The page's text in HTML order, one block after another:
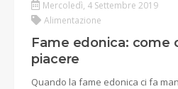
Mercoledì, 4 Settembre 2019
Alimentazione
Fame edonica: come
piacere
Quando la fame edonica ci fa